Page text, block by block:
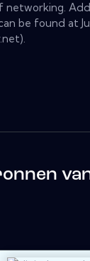
networking.
be found at